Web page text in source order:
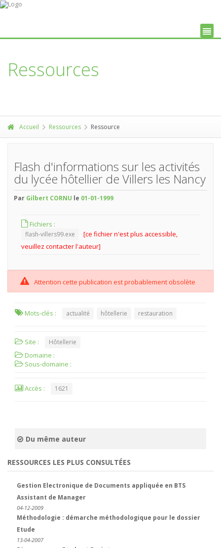
Ressources
Accueil Ressources Ressource
Flash d'informations sur les activités
du lycée hôtellier de Villers les Nancy
Par Gilbert CORNU le 01-01-1999
Fichiers :
flash-villers99.exe
[ce fichier n'est plus accessible,
veuillez contacter l'auteur]
Attention cette publication est probablement obsolète
Mots-clés : actualité hôtellerie restauration
Site : Hôtellerie
Domaine :
Sous-domaine :
Accès : 1621
Du même auteur
RESSOURCES LES PLUS CONSULTÉES
Gestion Electronique de Documents appliquée en BTS
Assistant de Manager
04-12-2009
Méthodologie : démarche méthodologique pour le dossier
Etude
13-04-2007